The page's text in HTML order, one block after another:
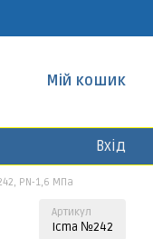
Мій кошик
Вхід
PN-1,6 МПа
Артикул
Icma №242